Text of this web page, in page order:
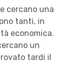
cercano una
tanti, in
economica.
un
tardi il